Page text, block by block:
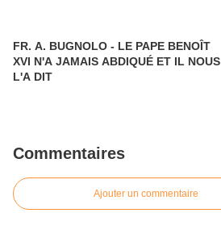
FR. A. BUGNOLO - LE PAPE BENOÎT
XVI N'A JAMAIS ABDIQUÉ ET IL NOUS
L'A DIT
Commentaires
Ajouter un commentaire